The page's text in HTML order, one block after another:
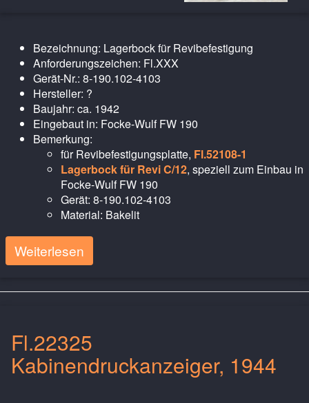
Bezeichnung: Lagerbock für Revibefestigung
Anforderungszeichen: Fl.XXX
Gerät-Nr.: 8-190.102-4103
Hersteller: ?
Baujahr: ca. 1942
Eingebaut in: Focke-Wulf FW 190
Bemerkung:
für Revibefestigungsplatte, Fl.52108-1
Lagerbock für Revi C/12, speziell zum Einbau in
Focke-Wulf FW 190
Gerät: 8-190.102-4103
Material: Bakelit
Weiterlesen
Fl.22325
Kabinendruckanzeiger, 1944